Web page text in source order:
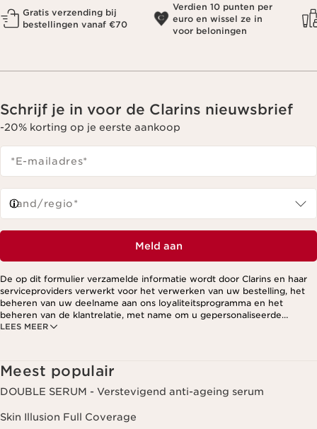
Gratis verzending bij
bestellingen vanaf €70
Verdien 10 punten per
euro en wissel ze in
voor beloningen
Schrijf je in voor de Clarins nieuwsbrief
-20% korting op je eerste aankoop
*E-mailadres*
Land/regio*
Meld aan
LEES MEER
De op dit formulier verzamelde informatie wordt door Clarins en haar
serviceproviders verwerkt voor het verwerken van uw bestelling, het
beheren van uw deelname aan ons loyaliteitsprogramma en het
beheren van de klantrelatie, met name om u gepersonaliseerde
aanbiedingen te kunnen sturen op basis van uw eerdere aankopen en
Meest populair
DOUBLE SERUM - Verstevigend anti-ageing serum
Skin Illusion Full Coverage